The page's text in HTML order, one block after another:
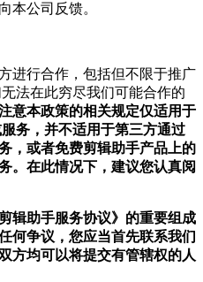
本公司反馈。
进行合作，包括但不限于推广
法在此穷尽我们可能合作的
意本政策的相关规定仅适用于
务，并不适用于第三方通过
，或者免费剪辑助手产品上的
。在此情况下，建议您认真阅
辑助手服务协议》的重要组成
何争议，您应当首先联系我们
方均可以将提交有管辖权的人